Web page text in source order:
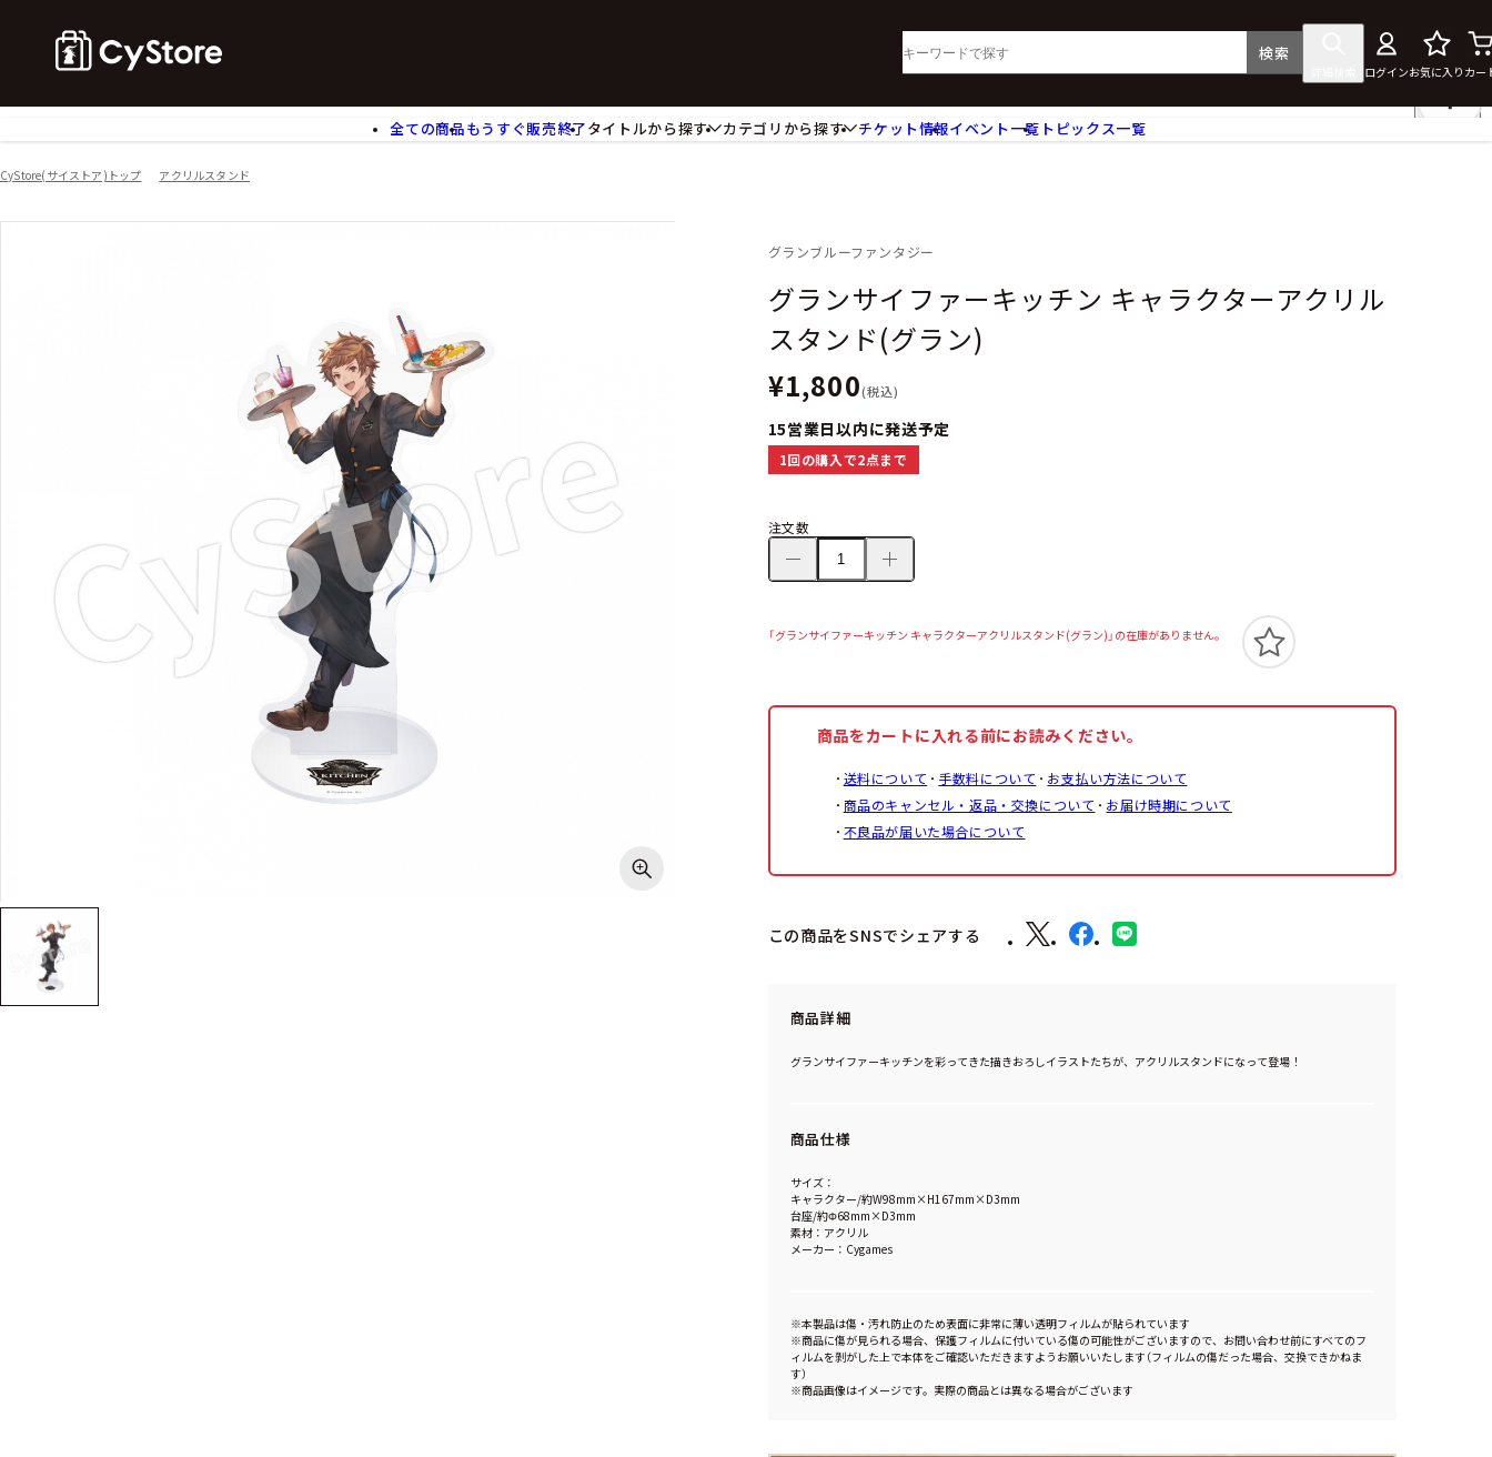
検索
ログインお気に入り カー
全ての商品もうすぐ販売終了タイトルから探す
カテゴリから探す
アクリルスタンド
カードスリーブ・カード収納ケース
アパレル小物
アクセサリー
書籍 コミック・小説
チケット情報イベント一覧 トピックス一覧
CyStore(サイストア)トップ アクリルスタンド
グランブルーファンタジー
グランサイファーキッチン キャラクターアクリル
スタンド(グラン)
¥1,800(税込)
15営業日以内に発送予定
1回の購入で2点まで
注文数
「グランサイファーキッチン キャラクターアクリルスタンド(グラン)」の在庫がありません。
商品をカートに入れる前にお読みください。
送料について 手数料について
お支払い方法について
商品のキャンセル・返品・交換について
お届け時期について
不良品が届いた場合について
この商品をSNSでシェアする
商品詳細
グランサイファーキッチンを彩ってきた描きおろしイラストたちが、アクリルスタンドになって登場！
商品仕様
サイズ：
キャラクター/約W98mm×H167mm×D3mm
台座/約Φ68mm×D3mm
素材：アクリル
メーカー：Cygames
※本製品は傷・汚れ防止のため表面に非常に薄い透明フィルムが貼られています
※商品に傷が見られる場合、保護フィルムに付いている傷の可能性がございますので、お問い合わせ前にすべてのフ
ィルムを剝がした上で本体をご確認いただきますようお願いいたします（フィルムの傷だった場合、交換できかねま
す）
※商品画像はイメージです。実際の商品とは異なる場合がございます